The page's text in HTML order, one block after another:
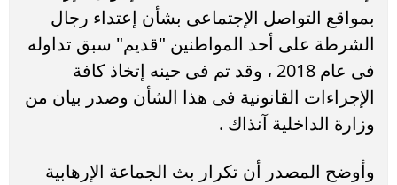
بمواقع التواصل الإجتماعى بشأن إعتداء رجال
الشرطة على أحد المواطنين "قديم" سبق تداوله
فى عام 2018 ، وقد تم فى حينه إتخاذ كافة
الإجراءات القانونية فى هذا الشأن وصدر بيان من
وزارة الداخلية آنذاك .
وأوضح المصدر أن تكرار بث الجماعة الإرهابية